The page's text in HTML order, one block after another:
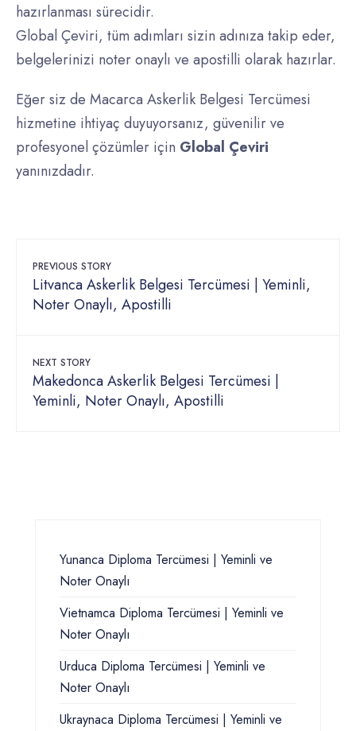
hazırlanması sürecidir.
Global Çeviri, tüm adımları sizin adınıza takip eder,
belgelerinizi noter onaylı ve apostilli olarak hazırlar.
Eğer siz de Macarca Askerlik Belgesi Tercümesi
hizmetine ihtiyaç duyuyorsanız, güvenilir ve
profesyonel çözümler için Global Çeviri
yanınızdadır.
PREVIOUS STORY
Litvanca Askerlik Belgesi Tercümesi | Yeminli,
Noter Onaylı, Apostilli
NEXT STORY
Makedonca Askerlik Belgesi Tercümesi |
Yeminli, Noter Onaylı, Apostilli
Yunanca Diploma Tercümesi | Yeminli ve
Noter Onaylı
Vietnamca Diploma Tercümesi | Yeminli ve
Noter Onaylı
Urduca Diploma Tercümesi | Yeminli ve
Noter Onaylı
Ukraynaca Diploma Tercümesi | Yeminli ve